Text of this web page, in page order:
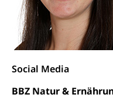
Social Media
BBZ Natur &
Kriminalität
Vormundschaft
Vormund,
Jugendschutz
Kindes- und